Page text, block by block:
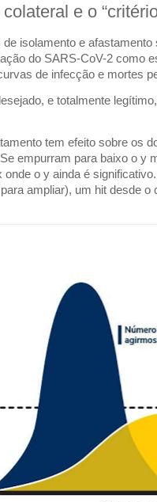
e o
isolamento e
do SARS-CoV-2 como
de infecção e mortes
e totalmente
tem efeito sobre os
empurram para baixo o y
onde o y ainda é
ampliar), um hit desde